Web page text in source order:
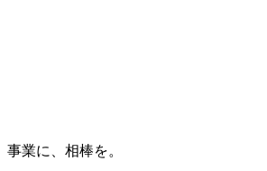
事業に、相棒を。